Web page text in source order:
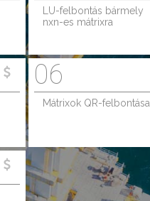
LU-felbontás bármely
nxn-es mátrixra
06
Mátrixok QR-felbontása